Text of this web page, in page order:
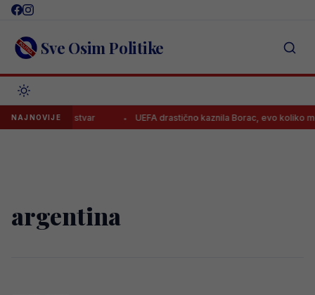
Skip
content Sve Osim Politike
NAJNOVIJE
na jednu stvar UEFA drastično kaznila Borac, evo koliko
argentina